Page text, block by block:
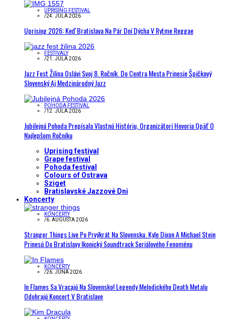
UPRISING FESTIVAL
/24. JÚLA 2026
Uprising 2026: Keď Bratislava Na Pár Dní Dýcha V Rytme Reggae
FESTIVALY
/21. JÚLA 2026
Jazz Fest Žilina Oslávi Svoj 8. Ročník. Do Centra Mesta Prinesie Špičkový
Slovenský Aj Medzinárodný Jazz
POHODA FESTIVAL
/12. JÚLA 2026
Jubilejná Pohoda Prepísala Vlastnú Históriu, Organizátori Hovoria Opäť O
Najlepšom Ročníku
Uprising festival
Grape festival
Pohoda festival
Colours of Ostrava
Sziget
Bratislavské Jazzové Dni
Koncerty
KONCERTY
/6. AUGUSTA 2026
Stranger Things Live Po Prvýkrát Na Slovensku. Kyle Dixon A Michael Stein
Prinesú Do Bratislavy Ikonický Soundtrack Seriálového Fenoménu
KONCERTY
/26. JÚNA 2026
In Flames Sa Vracajú Na Slovensko! Legendy Melodického Death Metalu
Odohrajú Koncert V Bratislave